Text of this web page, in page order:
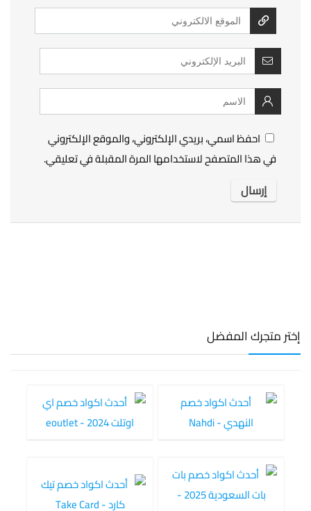
احفظ اسمي، بريدي الإلكتروني، والموقع الإلكتروني
في هذا المتصفح لاستخدامها المرة المقبلة في تعليقي.
إختر متجرك المفضل